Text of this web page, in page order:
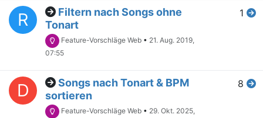
R
Filtern nach Songs ohne
Tonart
Feature-Vorschläge Web • 21. Aug. 2019,
07:55
1
D
Songs nach Tonart & BPM
sortieren
Feature-Vorschläge Web • 29. Okt. 2025,
8